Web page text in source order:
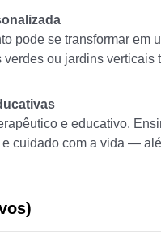
pode se transformar em
ou jardins
e educativo.
cuidado com a vida —